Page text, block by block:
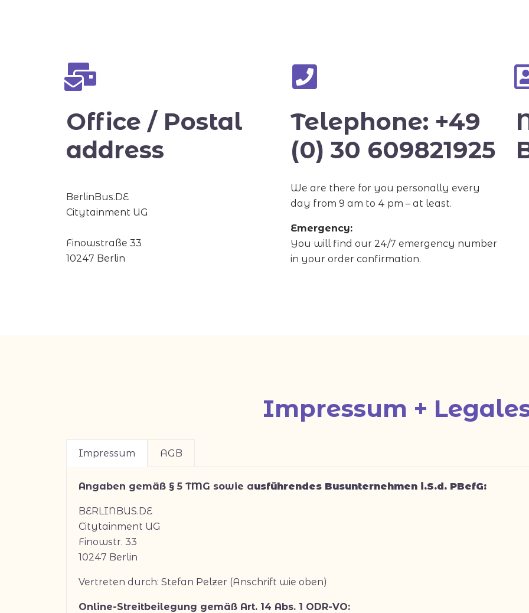
Office / Postal
address
BerlinBus.DE
Citytainment UG
Finowstraße 33
10247 Berlin
Telephone: +49
(0) 30 609821925
We are there for you personally every
day from 9 am to 4 pm – at least.
Emergency:
You will find our 24/7 emergency number
in your order confirmation.
Impressum +
Impressum AGB
Angaben gemäß § 5 TMG sowie ausführendes Busunternehmen i.S.d. PBefG:
BERLINBUS.DE
Citytainment UG
Finowstr. 33
10247 Berlin
Vertreten durch: Stefan Pelzer (Anschrift wie oben)
Online-Streitbeilegung gemäß Art. 14 Abs. 1 ODR-VO: